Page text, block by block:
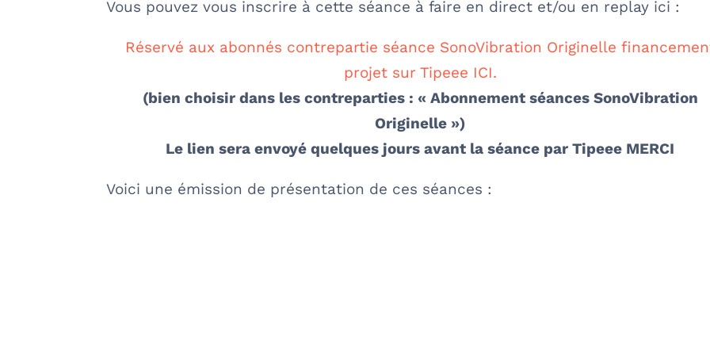
Vous pouvez vous inscrire à cette séance à faire en direct et/ou en replay ici :
Réservé aux abonnés contrepartie séance SonoVibration Originelle
projet sur Tipeee ICI.
(bien choisir dans les contreparties : « Abonnement séances SonoVibration
Originelle »)
Le lien sera envoyé quelques jours avant la séance par Tipeee MERCI
Voici une émission de présentation de ces séances :